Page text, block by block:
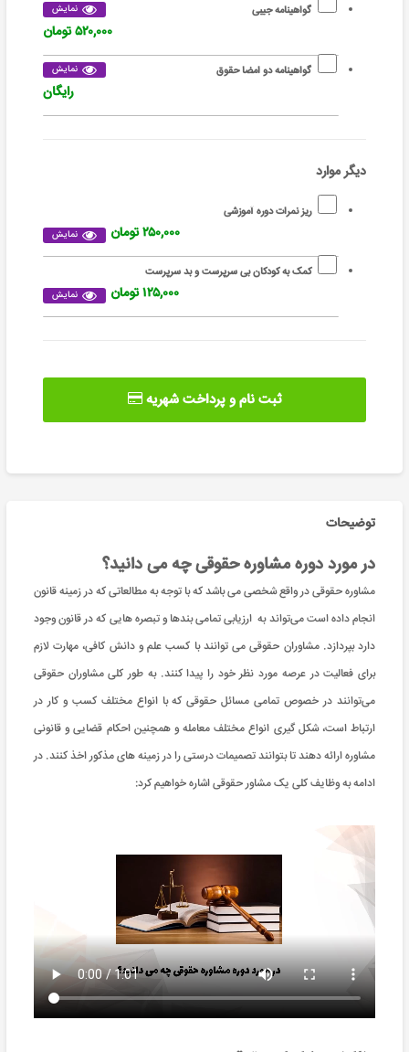
گواهینامه جیبی نمایش
۵۲۰,۰۰۰ تومان
گواهینامه دو امضا حقوق نمایش
رایگان
دیگر موارد
ریز نمرات دوره آموزشی
نمایش ۲۵۰,۰۰۰ تومان
کمک به کودکان بی سرپرست و بد سرپرست
نمایش ۱۲۵,۰۰۰ تومان
ثبت نام و پرداخت شهریه
توضیحات
در مورد دوره مشاوره حقوقی چه می دانید؟
مشاوره حقوقی در واقع شخصی می باشد که با توجه به مطالعاتی که در زمینه قانون
انجام داده است می‌تواند به ارزیابی تمامی بندها و تبصره هایی که در قانون وجود
دارد بپردازد. مشاوران حقوقی می توانند با کسب علم و دانش کافی، مهارت لازم
برای فعالیت در عرصه مورد نظر خود را پیدا کنند. به طور کلی مشاوران حقوقی
می‌توانند در خصوص تمامی مسائل حقوقی که با انواع مختلف کسب و کار در
ارتباط است، شکل گیری انواع مختلف معامله و همچنین احکام قضایی و قانونی
مشاوره ارائه دهند تا بتوانند تصمیمات درستی را در زمینه های مذکور اخذ کنند. در
ادامه به وظایف کلی یک مشاور حقوقی اشاره خواهیم کرد: